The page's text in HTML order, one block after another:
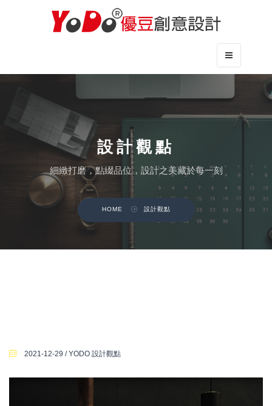
navigation
設計觀點
細緻打磨，點綴品位，設計之美藏於每一刻
HOME 設計觀點
2021-12-29 / YODO 設計觀點